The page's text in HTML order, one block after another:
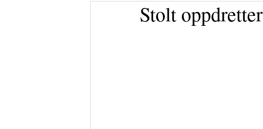
Stolt oppdretter